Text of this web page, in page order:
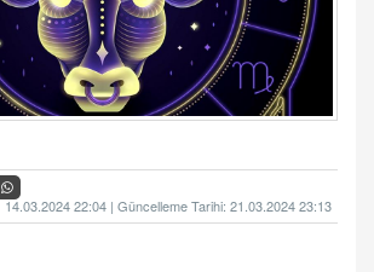
14.03.2024 22:04 | Güncelleme Tarihi: 21.03.2024 23:13